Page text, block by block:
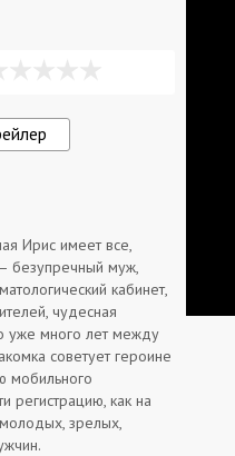
Ирис имеет все,
безупречный муж,
кабинет,
чудесная
уже много лет между
советует героине
мобильного
регистрацию, как на
зрелых,